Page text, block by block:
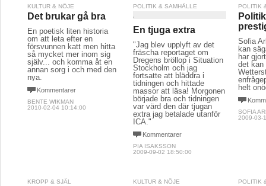
KULTUR & NÖJE
Det brukar gå bra
En poetisk liten historia
om att leta efter en
försvunnen katt men hitta
så mycket mer inom sig
själv... och komma åt en
annan sorg i och med den
nya.
Kommentarer
BENTE WIKMAN
2010-02-04 10:14:00
POLITIK & SAMHÄLLE
En tjuga extra
"Jag blev upplyft av det
fräscha reportaget om
Dregens bröllop i Situation
Stockholm och jag
fortsatte att bläddra i
tidningen och hittade
massor att läsa! Morgonen
började bra och tidningen
var värd den där tjugan
extra jag betalade utanför
ICA."
Kommentarer
PIA ISAKSSON
2009-09-02 18:50:00
POLITIK
Sofia
kan
har
det kan
helt
SOFIA
2009-03-
KROPP & SJÄL KULTUR & NÖJE POLITIK